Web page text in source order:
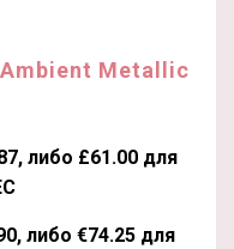
Metallic
либо £61.00 для
либо €74.25 для